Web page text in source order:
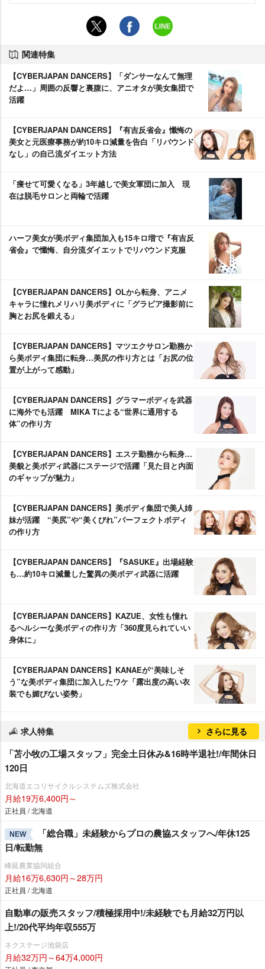
関連特集
【CYBERJAPAN DANCERS】「ダンサーなんて無理
だよ…」周囲の反響と裏腹に、アニオタが美女集団で
活躍
【CYBERJAPAN DANCERS】『有吉反省会』懺悔の
美女と元医療事務が約10キロ減量を告白「リバウンド
なし」の自己流ダイエット方法
「痩せて可愛くなる」3年越しで美女軍団に加入 現
在は脱毛サロンと両輪で活躍
ハーフ美女が美ボディ集団加入も15キロ増で『有吉反
省会』で懺悔、自分流ダイエットでリバウンド克服
【CYBERJAPAN DANCERS】OLから転身、アニメ
キャラに憧れメリハリ美ボディに「グラビア撮影前に
胸とお尻を鍛える」
【CYBERJAPAN DANCERS】マツエクサロン勤務か
ら美ボディ集団に転身…美尻の作り方とは「お尻の位
置が上がって感動」
【CYBERJAPAN DANCERS】グラマーボディを武器
に海外でも活躍 MIKA Tによる“世界に通用する
体”の作り方
【CYBERJAPAN DANCERS】エステ勤務から転身…
美貌と美ボディ武器にステージで活躍「見た目と内面
のギャップが魅力」
【CYBERJAPAN DANCERS】美ボディ集団で美人姉
妹が活躍 “美尻”や“美くびれ”パーフェクトボディ
の作り方
【CYBERJAPAN DANCERS】『SASUKE』出場経験
も…約10キロ減量した驚異の美ボディ武器に活躍
【CYBERJAPAN DANCERS】KAZUE、女性も憧れ
るヘルシーな美ボディの作り方「360度見られていい
身体に」
【CYBERJAPAN DANCERS】KANAEが“美味しそ
う”な美ボディ集団に加入したワケ「露出度の高い衣
装でも媚びない姿勢」
求人特集 さらに見る
「苫小牧の工場スタッフ」完全土日休み&16時半退社!/年間休日
120日
北海道エコリサイクルシステムズ株式会社
月給19万6,400円～
正社員 / 北海道
NEW
「総合職」未経験からプロの農協スタッフへ/年休125
日/転勤無
峰延農業協同組合
月給16万6,630円～28万円
正社員 / 北海道
自動車の販売スタッフ/積極採用中!/未経験でも月給32万円以
上!/20代平均年収555万
ネクステージ池袋店
月給32万円～64万4,000円